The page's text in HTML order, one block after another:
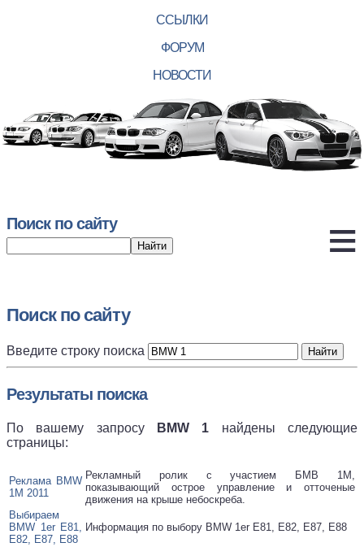
ССЫЛКИ
ФОРУМ
НОВОСТИ
Поиск по сайту
Поиск по сайту
Введите строку поиска
Результаты поиска
По вашему запросу BMW 1 найдены следующие
страницы:
Реклама BMW
1M 2011
Рекламный ролик с участием БМВ 1М,
показывающий острое управление и отточеные
движения на крыше небоскреба.
Выбираем
BMW 1er E81,
E82, E87, E88
Информация по выбору BMW 1er E81, E82, E87, E88